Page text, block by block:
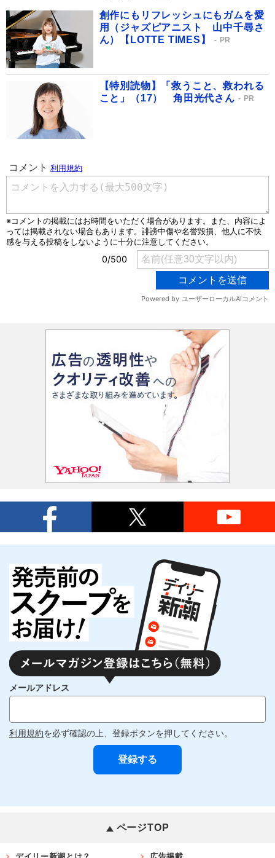
創作にもリフレッシュにもガムを愛
用（ジャズピアニスト 山中千尋さ
ん）【LOTTE TIMES】
PR
【特別読物】「救うこと、救われる
こと」（17） 角田光代さん
PR
メールアドレス
利用規約を必ず確認の上、登録ボタンを押してください。
ページTOP